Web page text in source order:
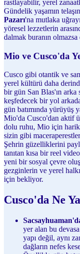
rastlayabilir, yerel
Gündelik yaşamın
Pazarı'na mutlaka
yöresel lezzetlerin
dalmak buranın olmazsa
Mio ve Cusco'da
Cusco gibi otantik ve
yerel kültürü daha
bir gün San Blas'ın arka
keşfedecek bir yol
gün batımında yürüyüş
Mio'da Cusco'dan aktif
dolu ruhu, Mio için
sizin gibi
Şehrin güzelliklerini
tanıtan kısa bir reel
yeni bir sosyal çevre
gezginlerin ve yerel
için bekliyor.
Cusco'da Ne
yer alan bu
yapı değil, aynı
dağların nefes